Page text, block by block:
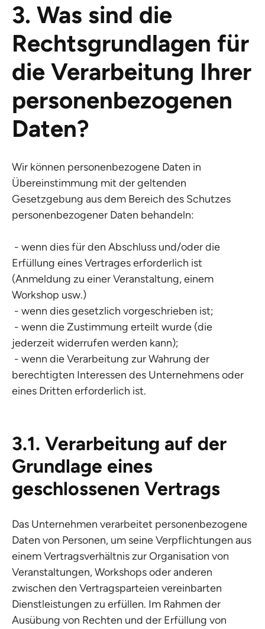
3. Was sind die
Rechtsgrundlagen für
die Verarbeitung Ihrer
personenbezogenen
Daten?
Wir können personenbezogene Daten in
Übereinstimmung mit der geltenden
Gesetzgebung aus dem Bereich des Schutzes
personenbezogener Daten behandeln:
- wenn dies für den Abschluss und/oder die
Erfüllung eines Vertrages erforderlich ist
(Anmeldung zu einer Veranstaltung, einem
Workshop usw.)
- wenn dies gesetzlich vorgeschrieben ist;
- wenn die Zustimmung erteilt wurde (die
jederzeit widerrufen werden kann);
- wenn die Verarbeitung zur Wahrung der
berechtigten Interessen des Unternehmens oder
eines Dritten erforderlich ist.
3.1. Verarbeitung auf der
Grundlage eines
geschlossenen Vertrags
Das Unternehmen verarbeitet personenbezogene
Daten von Personen, um seine Verpflichtungen aus
einem Vertragsverhältnis zur Organisation von
Veranstaltungen, Workshops oder anderen
zwischen den Vertragsparteien vereinbarten
Dienstleistungen zu erfüllen. Im Rahmen der
Ausübung von Rechten und der Erfüllung von